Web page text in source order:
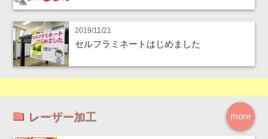
2019/11/21
セルフラミネートはじめました
more
レーザー加工